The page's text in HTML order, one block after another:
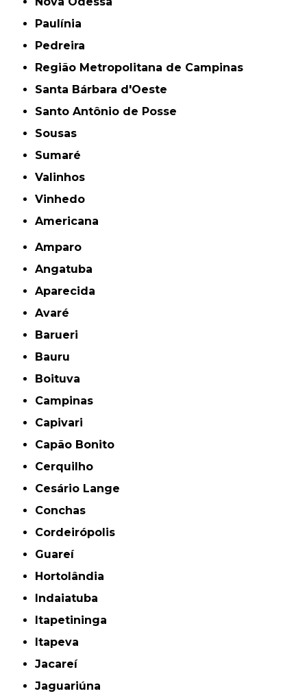
Paulínia
Pedreira
Região Metropolitana de Campinas
Santa Bárbara d'Oeste
Santo Antônio de Posse
Sousas
Sumaré
Valinhos
Vinhedo
americana
Amparo
Angatuba
Aparecida
Avaré
Barueri
Bauru
Boituva
Campinas
Capivari
Capão Bonito
Cerquilho
Cesário Lange
Conchas
Cordeirópolis
Guareí
Hortolândia
Indaiatuba
Itapetininga
Itapeva
Jacareí
Jaguariúna